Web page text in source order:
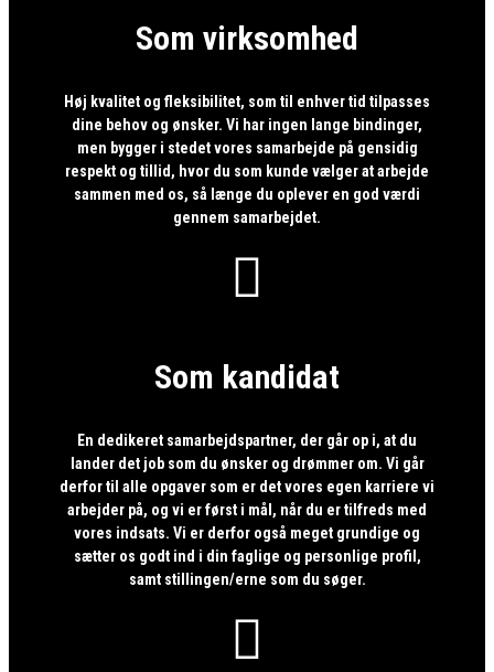
Som virksomhed
Høj kvalitet og fleksibilitet, som til enhver tid tilpasses
dine behov og ønsker. Vi har ingen lange bindinger,
men bygger i stedet vores samarbejde på gensidig
respekt og tillid, hvor du som kunde vælger at arbejde
sammen med os, så længe du oplever en god værdi
gennem samarbejdet.

Som kandidat
En dedikeret samarbejdspartner, der går op i, at du
lander det job som du ønsker og drømmer om. Vi går
derfor til alle opgaver som er det vores egen karriere vi
arbejder på, og vi er først i mål, når du er tilfreds med
vores indsats. Vi er derfor også meget grundige og
sætter os godt ind i din faglige og personlige profil,
samt stillingen/erne som du søger.
